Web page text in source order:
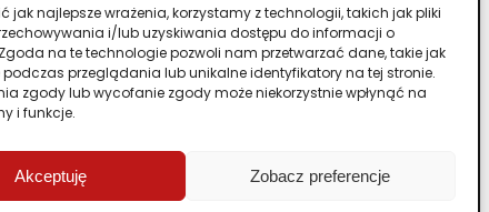
jak najlepsze wrażenia, korzystamy z technologii, takich jak pliki
i/lub uzyskiwania dostępu do informacji o
na te technologie pozwoli nam przetwarzać dane, takie jak
przeglądania lub unikalne identyfikatory na tej stronie.
zgody lub wycofanie zgody może niekorzystnie wpłynąć na
i funkcje.
Akceptuję Zobacz preferencje
Chcesz zostać dystrybutorem?
Przewiń stronę do góry